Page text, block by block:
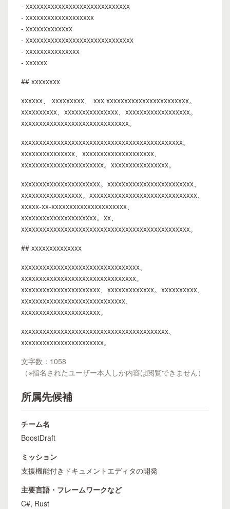
- xxxxxxxxxxxxxxxxxxxxxxxxxxxxx
- xxxxxxxxxxxxxxxxxxx
- xxxxxxxxxxxxx
- xxxxxxxxxxxxxxxxxxxxxxxxxxxxxx
- xxxxxxxxxxxxxxx
- xxxxxx
## xxxxxxxx
xxxxxx、 xxxxxxxxx、 xxx xxxxxxxxxxxxxxxxxxxxxxx。
xxxxxxxxxx、xxxxxxxxxxxxxxx、xxxxxxxxxxxxxxxxxx。
xxxxxxxxxxxxxxxxxxxxxxxxxxxxxx。
xxxxxxxxxxxxxxxxxxxxxxxxxxxxxxxxxxxxxxxxxxxxx。
xxxxxxxxxxxxxxx、xxxxxxxxxxxxxxxxxxxx、
xxxxxxxxxxxxxxxxxxxxxxx。xxxxxxxxxxxxxxxx。
xxxxxxxxxxxxxxxxxxxxxx。xxxxxxxxxxxxxxxxxxxxxxxx、
xxxxxxxxxxxxxxxxx。xxxxxxxxxxxxxxxxxxxxxxxxxxxxxx、
xxxxx-xx-xxxxxxxxxxxxxxxxxxxxx、
xxxxxxxxxxxxxxxxxxxxx。xx、
xxxxxxxxxxxxxxxxxxxxxxxxxxxxxxxxxxxxxxxxxxxxxxx。
## xxxxxxxxxxxxxx
xxxxxxxxxxxxxxxxxxxxxxxxxxxxxxxxx、
xxxxxxxxxxxxxxxxxxxxxxxxxxxxxxxx。
xxxxxxxxxxxxxxxxxxxxxx、xxxxxxxxxxxxx。xxxxxxxxxx、
xxxxxxxxxxxxxxxxxxxxxxxxxxxxx、
xxxxxxxxxxxxxxxxxxxxxx。
xxxxxxxxxxxxxxxxxxxxxxxxxxxxxxxxxxxxxxxxx、
xxxxxxxxxxxxxxxxxxxxxxx。
文字数：1058
（※指名されたユーザー本人しか内容は閲覧できません）
所属先候補
チーム名
BoostDraft
ミッション
支援機能付きドキュメントエディタの開発
主要言語・フレームワークなど
C#, Rust